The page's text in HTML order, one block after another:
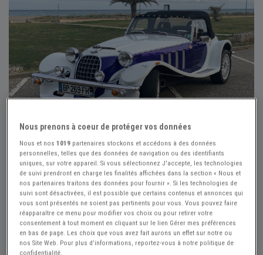
+7
Réf : A786785 Actualisée le : 27/07/2026
PANTHER Lima MK1 - 1979
Créer une alerte PANTHER Lima
Nous prenons à coeur de protéger vos données
Nous et nos1019 partenaires stockons et accédons à des données
personnelles, telles que des données de navigation ou des identifiants
uniques, sur votre appareil. Si vous sélectionnez J'accepte, les technologies
de suivi prendront en charge les finalités affichées dans la section « Nous et
nos partenaires traitons des données pour fournir ». Si les technologies de
suivi sont désactivées, il est possible que certains contenus et annonces qui
vous sont présentés ne soient pas pertinents pour vous. Vous pouvez faire
réapparaître ce menu pour modifier vos choix ou pour retirer votre
consentement à tout moment en cliquant sur le lien Gérer mes préférences
en bas de page. Les choix que vous avez fait aurons un effet sur notre ou
nos Site Web. Pour plus d’informations, reportez-vous à notre politique de
confidentialité.